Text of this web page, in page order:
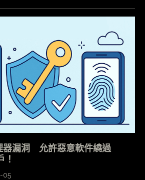
漏洞 允許惡意軟件繞過
05